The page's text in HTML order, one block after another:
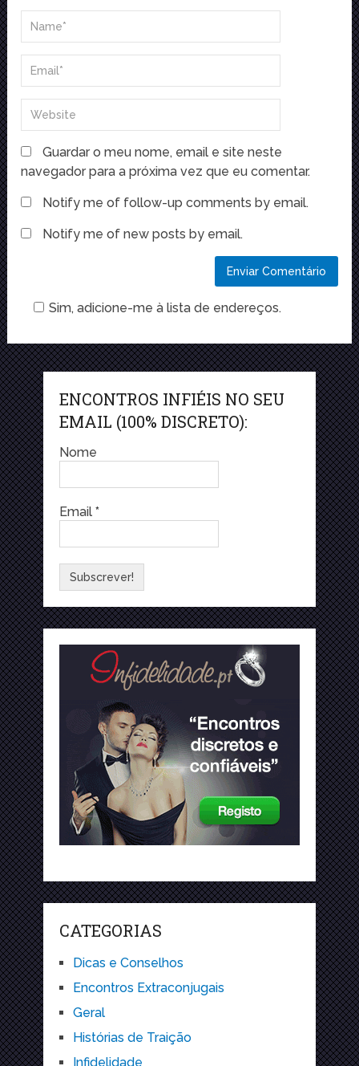
Guardar o meu nome, email e site neste
navegador para a próxima vez que eu comentar.
Notify me of follow-up comments by email.
Notify me of new posts by email.
Sim, adicione-me à lista de endereços.
ENCONTROS INFIÉIS NO SEU
EMAIL (100% DISCRETO):
Nome
Email *
CATEGORIAS
Dicas e Conselhos
Encontros Extraconjugais
Geral
Histórias de Traição
Infidelidade